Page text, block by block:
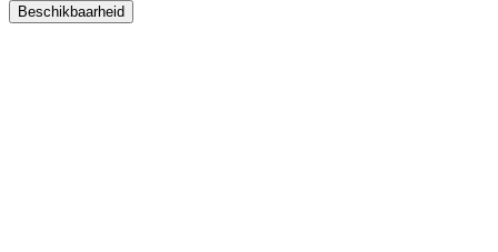
Beschikbaarheid